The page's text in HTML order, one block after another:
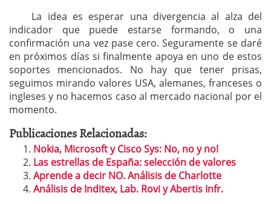
La idea es esperar una divergencia al alza del
indicador que puede estarse formando, o una
confirmación una vez pase cero. Seguramente se daré
en próximos días si finalmente apoya en uno de estos
soportes mencionados. No hay que tener prisas,
seguimos mirando valores USA, alemanes, franceses o
ingleses y no hacemos caso al mercado nacional por el
momento.
Publicaciones Relacionadas:
Nokia, Microsoft y Cisco Sys: No, no y no!
Las estrellas de España: selección de valores
Aprende a decir NO. Análisis de Charlotte
Análisis de Inditex, Lab. Rovi y Abertis Infr.